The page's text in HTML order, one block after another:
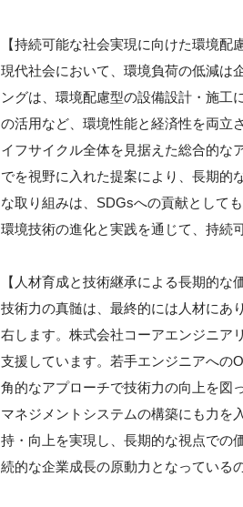
【持続可能な社会実現に向けた環境配
現代社会において、環境負荷の低減は
ングは、環境配慮型の設備設計・施工
の活用など、環境性能と経済性を両立
イフサイクル全体を見据えた総合的な
でを視野に入れた提案により、長期的
な取り組みは、SDGsへの貢献として
環境技術の進化と実践を通じて、持続
【人材育成と技術継承による長期的な
技術力の真髄は、最終的には人材にあ
右します。株式会社コーアエンジニア
支援しています。若手エンジニアへの
角的なアプローチで技術力の向上を図
マネジメントシステムの構築にも力を
持・向上を実現し、長期的な視点での
続的な企業成長の原動力となっている